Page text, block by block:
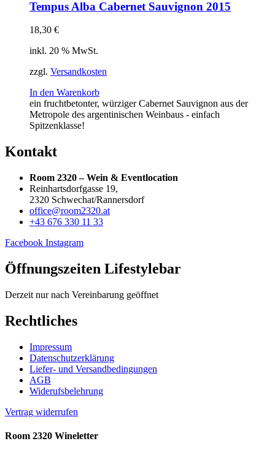
Tempus Alba Cabernet Sauvignon 2015
18,30 €
inkl. 20 % MwSt.
zzgl. Versandkosten
In den Warenkorb
ein fruchtbetonter, würziger Cabernet Sauvignon aus der
Metropole des argentinischen Weinbaus - einfach
Spitzenklasse!
Kontakt
Room 2320 – Wein & Eventlocation
Reinhartsdorfgasse 19,
2320 Schwechat/Rannersdorf
office@room2320.at
+43 676 330 11 33
Facebook Instagram
Öffnungszeiten Lifestylebar
Derzeit nur nach Vereinbarung geöffnet
Rechtliches
Impressum
Datenschutzerklärung
Liefer- und Versandbedingungen
AGB
Widerufsbelehrung
Vertrag widerrufen
Room 2320 Wineletter